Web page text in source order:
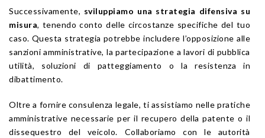
Successivamente, sviluppiamo una strategia difensiva su
misura, tenendo conto delle circostanze specifiche del tuo
caso. Questa strategia potrebbe includere l’opposizione alle
sanzioni amministrative, la partecipazione a lavori di pubblica
utilità, soluzioni di patteggiamento o la resistenza in
dibattimento.
Oltre a fornire consulenza legale, ti assistiamo nelle pratiche
amministrative necessarie per il recupero della patente o il
dissequestro del veicolo. Collaboriamo con le autorità